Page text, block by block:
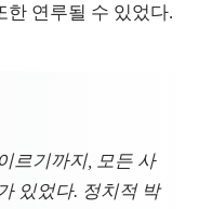
한 연루될 수 있었다.
르기까지, 모든 사
있었다. 정치적 박